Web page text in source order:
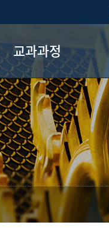
교과과정
교육과정
전공로드맵
장학제도